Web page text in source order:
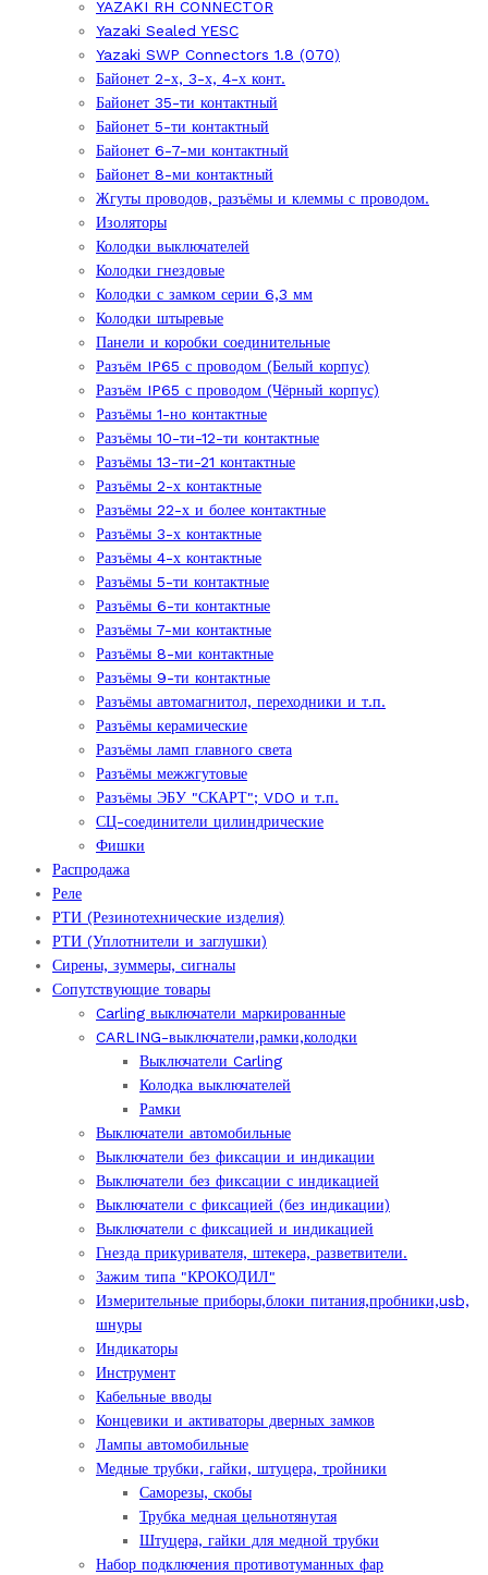
YAZAKI RH CONNECTOR
Yazaki Sealed YESC
Yazaki SWP Connectors 1.8 (070)
Байонет 2-х, 3-х, 4-х конт.
Байонет 35-ти контактный
Байонет 5-ти контактный
Байонет 6-7-ми контактный
Байонет 8-ми контактный
Жгуты проводов, разъёмы и клеммы с проводом.
Изоляторы
Колодки выключателей
Колодки гнездовые
Колодки с замком серии 6,3 мм
Колодки штыревые
Панели и коробки соединительные
Разъём IP65 с проводом (Белый корпус)
Разъём IP65 с проводом (Чёрный корпус)
Разъёмы 1-но контактные
Разъёмы 10-ти-12-ти контактные
Разъёмы 13-ти-21 контактные
Разъёмы 2-х контактные
Разъёмы 22-х и более контактные
Разъёмы 3-х контактные
Разъёмы 4-х контактные
Разъёмы 5-ти контактные
Разъёмы 6-ти контактные
Разъёмы 7-ми контактные
Разъёмы 8-ми контактные
Разъёмы 9-ти контактные
Разъёмы автомагнитол, переходники и т.п.
Разъёмы керамические
Разъёмы ламп главного света
Разъёмы межжгутовые
Разъёмы ЭБУ "СКАРТ"; VDO и т.п.
СЦ-соединители цилиндрические
Фишки
Распродажа
Реле
РТИ (Резинотехнические изделия)
РТИ (Уплотнители и заглушки)
Сирены, зуммеры, сигналы
Сопутствующие товары
Carling выключатели маркированные
CARLING-выключатели,рамки,колодки
Выключатели Carling
Колодка выключателей
Рамки
Выключатели автомобильные
Выключатели без фиксации и индикации
Выключатели без фиксации с индикацией
Выключатели с фиксацией (без индикации)
Выключатели с фиксацией и индикацией
Гнезда прикуривателя, штекера, разветвители.
Зажим типа "КРОКОДИЛ"
Измерительные приборы,блоки питания,пробники,usb,
шнуры
Индикаторы
Инструмент
Кабельные вводы
Концевики и активаторы дверных замков
Лампы автомобильные
Медные трубки, гайки, штуцера, тройники
Саморезы, скобы
Трубка медная цельнотянутая
Штуцера, гайки для медной трубки
Набор подключения противотуманных фар